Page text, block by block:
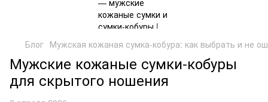
Блог Мужская кожаная сумка-кобура: как выбрать и не
Мужские кожаные сумки-кобуры
для скрытого ношения